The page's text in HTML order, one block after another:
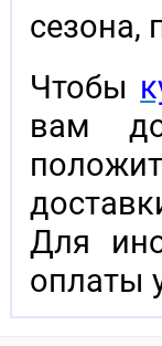
сезона,
Чтобы
вам
Для
оплаты